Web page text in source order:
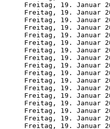
Freitag, 19. Januar
Freitag, 19. Januar
Freitag, 19. Januar
Freitag, 19. Januar
Freitag, 19. Januar
Freitag, 19. Januar
Freitag, 19. Januar
Freitag, 19. Januar
Freitag, 19. Januar
Freitag, 19. Januar
Freitag, 19. Januar
Freitag, 19. Januar
Freitag, 19. Januar
Freitag, 19. Januar
Freitag, 19. Januar
Freitag, 19. Januar
Freitag, 19. Januar